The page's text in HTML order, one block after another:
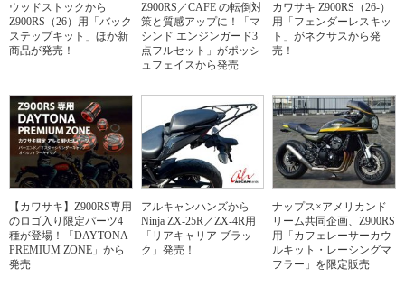
ウッドストックから
Z900RS（26）用「バック
ステップキット」ほか新
商品が発売！
Z900RS／CAFE の転倒対
策と質感アップに！「マ
シンド エンジンガード3
点フルセット」がポッシ
ュフェイスから発売
カワサキ Z900RS（26-）
用「フェンダーレスキッ
ト」がネクサスから発
売！
【カワサキ】Z900RS専用
のロゴ入り限定パーツ4
種が登場！「DAYTONA
PREMIUM ZONE」から
発売
アルキャンハンズから
Ninja ZX-25R／ZX-4R用
「リアキャリア ブラッ
ク」発売！
ナップス×アメリカンド
リーム共同企画、Z900RS
用「カフェレーサーカウ
ルキット・レーシングマ
フラー」を限定販売